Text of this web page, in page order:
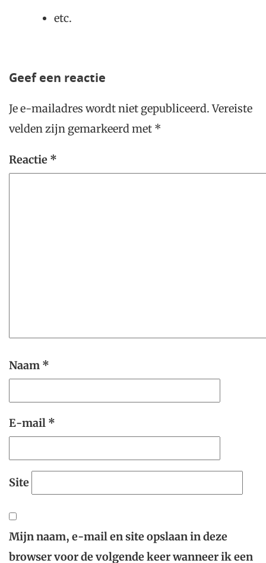
etc.
Geef een reactie
Je e-mailadres wordt niet gepubliceerd. Vereiste
velden zijn gemarkeerd met *
Reactie *
Naam *
E-mail *
Site
Mijn naam, e-mail en site opslaan in deze
browser voor de volgende keer wanneer ik een